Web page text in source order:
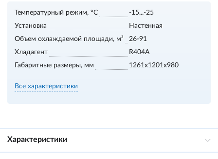
Температурный режим, °С
-15...-25
Установка
Настенная
Объем охлаждаемой площади, м³
26-91
Хладагент
R404A
Габаритные размеры, мм
1261x1201x980
Все характеристики
Характеристики